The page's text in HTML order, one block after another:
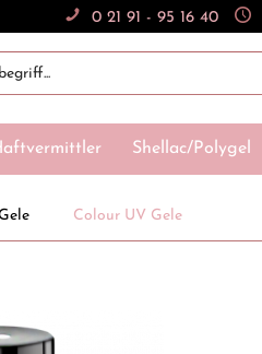
0 21 91 - 95 16 40
Shellac/Polygel
Colour UV Gele